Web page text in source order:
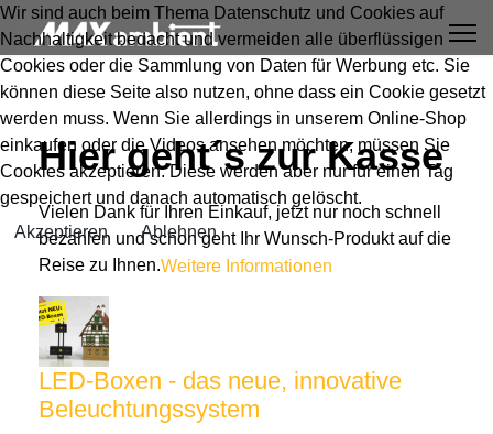
Hier geht´s zur Kasse
Vielen Dank für Ihren Einkauf, jetzt nur noch schnell
bezahlen und schon geht Ihr Wunsch-Produkt auf die
Reise zu Ihnen.
LED-Boxen - das neue, innovative
Beleuchtungssystem
Wir sind auch beim Thema Datenschutz und Cookies auf
Nachhaltigkeit bedacht und vermeiden alle überflüssigen
Cookies oder die Sammlung von Daten für Werbung etc. Sie
können diese Seite also nutzen, ohne dass ein Cookie gesetzt
werden muss. Wenn Sie allerdings in unserem Online-Shop
einkaufen oder die Videos ansehen möchten, müssen Sie
Cookies akzeptieren. Diese werden aber nur für einen Tag
gespeichert und danach automatisch gelöscht.
Akzeptieren
Ablehnen
Weitere Informationen